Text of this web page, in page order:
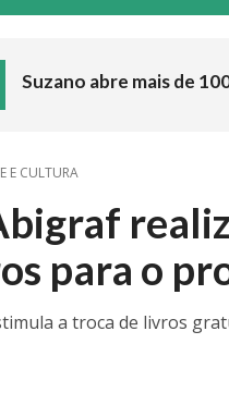
Suzano abre mais de
E CULTURA
para o
a troca de livros